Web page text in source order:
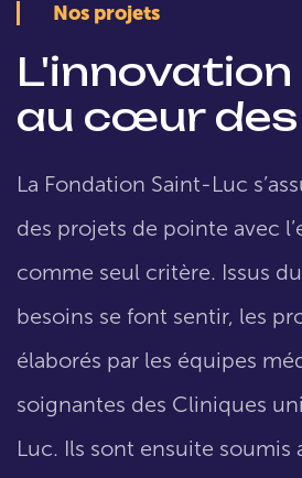
Nos projets
L'innovation
au cœur
La Fondation Saint-Luc
des projets de pointe avec
comme seul critère. Issus
besoins se font sentir, les
élaborés par les équipes
soignantes des Cliniques
Luc. Ils sont ensuite soumis